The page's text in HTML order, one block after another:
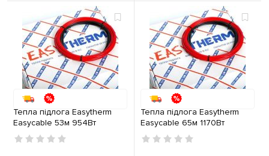
Тепла підлога Easytherm
Easycable 53м 954Вт
кабель двожильний
Тепла підлога Easytherm
Easycable 65м 1170Вт
кабель двожильний